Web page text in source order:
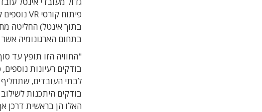
בתוך אינטל) החליטה
בתחום הארגונומיה
"החוויה הזו תופץ עד
בודקים היתכנות
האלו הן בראשית דרכן